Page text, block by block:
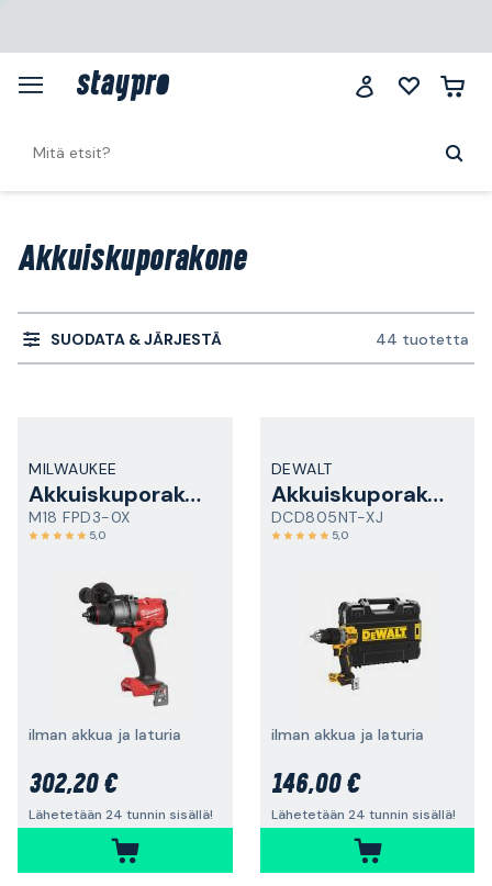
Akkuiskuporakone
SUODATA & JÄRJESTÄ 44 tuotetta
MILWAUKEE
Akkuiskuporakone
M18 FPD3-0X
5,0
ilman akkua ja laturia
302,20 €
Lähetetään 24 tunnin sisällä!
DEWALT
Akkuiskuporakone
DCD805NT-XJ
5,0
ilman akkua ja laturia
146,00 €
Lähetetään 24 tunnin sisällä!